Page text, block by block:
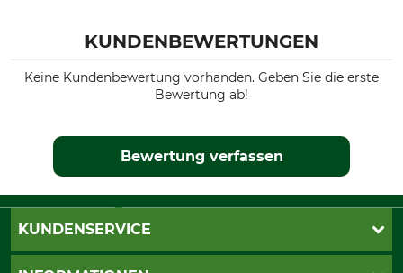
KUNDENBEWERTUNGEN
Keine Kundenbewertung vorhanden. Geben Sie die erste
Bewertung ab!
Bewertung verfassen
KUNDENSERVICE
Katalogbestellung